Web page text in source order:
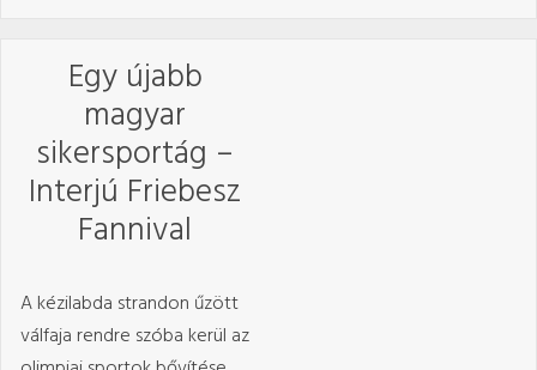
Egy újabb
magyar
sikersportág –
Interjú Friebesz
Fannival
A kézilabda strandon űzött
válfaja rendre szóba kerül az